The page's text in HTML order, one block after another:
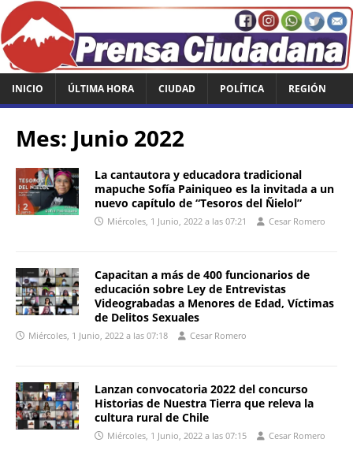
INICIO ÚLTIMA HORA CIUDAD POLÍTICA REGIÓN
Mes: Junio 2022
La cantautora y educadora tradicional
mapuche Sofía Painiqueo es la invitada a un
nuevo capítulo de “Tesoros del Ñielol”
Miércoles, 1 Junio, 2022 a las 07:21 Cesar Romero
Capacitan a más de 400 funcionarios de
educación sobre Ley de Entrevistas
Videograbadas a Menores de Edad, Víctimas
de Delitos Sexuales
Miércoles, 1 Junio, 2022 a las 07:18 Cesar Romero
Lanzan convocatoria 2022 del concurso
Historias de Nuestra Tierra que releva la
cultura rural de Chile
Miércoles, 1 Junio, 2022 a las 07:15 Cesar Romero